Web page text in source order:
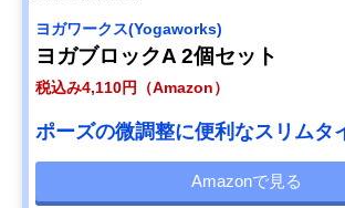
ヨガワークス(Yogaworks)
ヨガブロックA 2個セット
税込み4,110円（Amazon）
ポーズの微調整に便利なスリムタ
Amazonで見る